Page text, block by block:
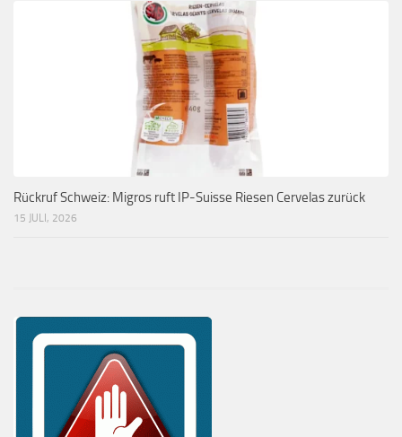
Rückruf Schweiz: Migros ruft IP-Suisse Riesen Cervelas zurück
15 JULI, 2026